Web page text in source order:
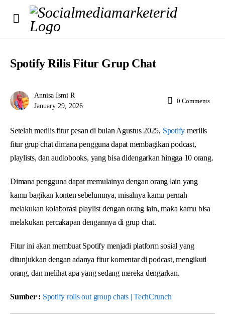
Spotify Rilis Fitur Grup Chat
Annisa Ismi R
January 29, 2026
0 Comments
Setelah merilis fitur pesan di bulan Agustus 2025, Spotify merilis
fitur grup chat dimana pengguna dapat membagikan podcast,
playlists, dan audiobooks, yang bisa didengarkan hingga 10 orang.
Dimana pengguna dapat memulainya dengan orang lain yang
kamu bagikan konten sebelumnya, misalnya kamu pernah
melakukan kolaborasi playlist dengan orang lain, maka kamu bisa
melakukan percakapan dengannya di grup chat.
Fitur ini akan membuat Spotify menjadi platform sosial yang
ditunjukkan dengan adanya fitur komentar di podcast, mengikuti
orang, dan melihat apa yang sedang mereka dengarkan.
Sumber : Spotify rolls out group chats | TechCrunch